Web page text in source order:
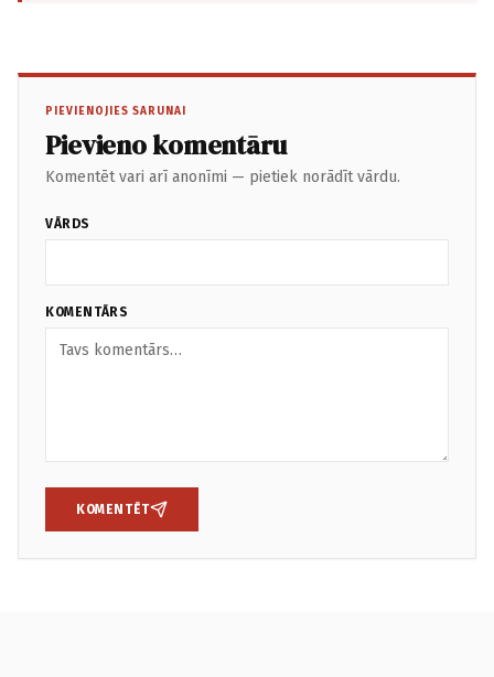
PIEVIENOJIES SARUNAI
Pievieno komentāru
Komentēt vari arī anonīmi — pietiek norādīt vārdu.
VĀRDS
KOMENTĀRS
KOMENTĒT